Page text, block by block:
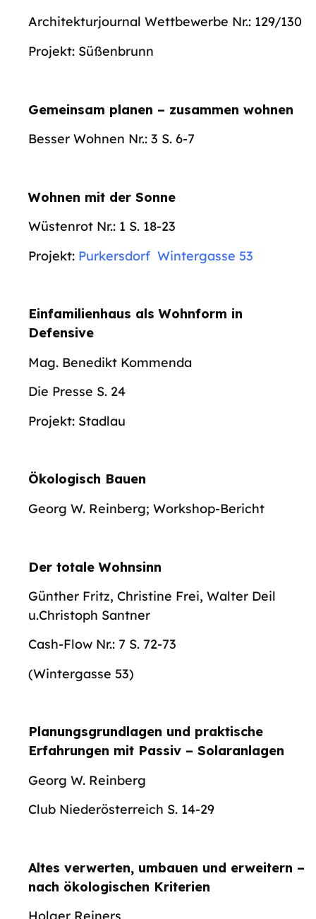
Architekturjournal Wettbewerbe Nr.: 129/130
Projekt: Süßenbrunn
Gemeinsam planen – zusammen wohnen
Besser Wohnen Nr.: 3 S. 6-7
Wohnen mit der Sonne
Wüstenrot Nr.: 1 S. 18-23
Projekt: Purkersdorf Wintergasse 53
Einfamilienhaus als Wohnform in
Defensive
Mag. Benedikt Kommenda
Die Presse S. 24
Projekt: Stadlau
Ökologisch Bauen
Georg W. Reinberg; Workshop-Bericht
Der totale Wohnsinn
Günther Fritz, Christine Frei, Walter Deil
u.Christoph Santner
Cash-Flow Nr.: 7 S. 72-73
(Wintergasse 53)
Planungsgrundlagen und praktische
Erfahrungen mit Passiv – Solaranlagen
Georg W. Reinberg
Club Niederösterreich S. 14-29
Altes verwerten, umbauen und erweitern –
nach ökologischen Kriterien